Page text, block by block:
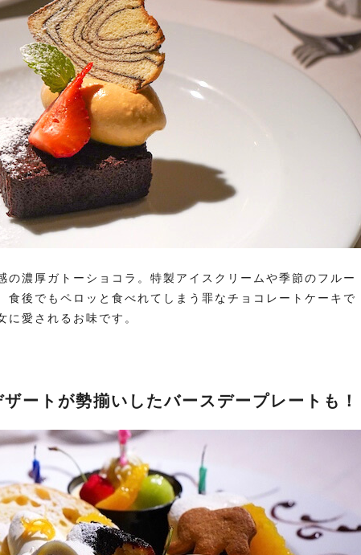
の濃厚ガトーショコラ。特製アイスクリームや季節のフルー
食後でもペロッと食べれてしまう罪なチョコレートケーキで
に愛されるお味です。
ートが勢揃いしたバースデープレートも！